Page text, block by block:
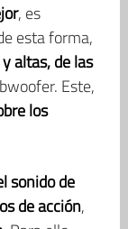
, es
esta forma,
altas, de las
Este,
los
sonido de
de acción,